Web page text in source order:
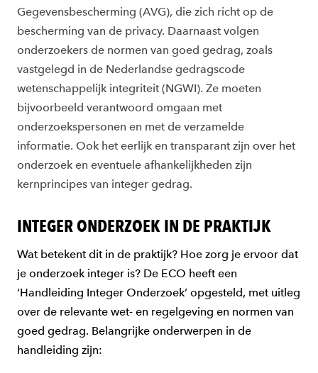
Gegevensbescherming (AVG), die zich richt op de
bescherming van de privacy. Daarnaast volgen
onderzoekers de normen van goed gedrag, zoals
vastgelegd in de Nederlandse gedragscode
wetenschappelijk integriteit (NGWI). Ze moeten
bijvoorbeeld verantwoord omgaan met
onderzoekspersonen en met de verzamelde
informatie. Ook het eerlijk en transparant zijn over het
onderzoek en eventuele afhankelijkheden zijn
kernprincipes van integer gedrag.
INTEGER ONDERZOEK IN DE PRAKTIJK
Wat betekent dit in de praktijk? Hoe zorg je ervoor dat
je onderzoek integer is? De ECO heeft een
‘Handleiding Integer Onderzoek’ opgesteld, met uitleg
over de relevante wet- en regelgeving en normen van
goed gedrag. Belangrijke onderwerpen in de
handleiding zijn: